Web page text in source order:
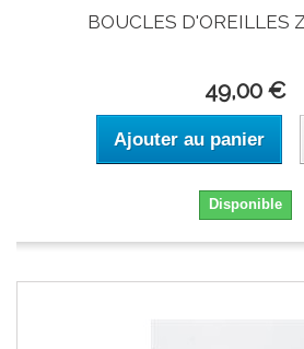
BOUCLES D'OREILLES
49,00 €
Ajouter au panier
Disponible